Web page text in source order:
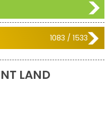
1083 / 1533
LAND